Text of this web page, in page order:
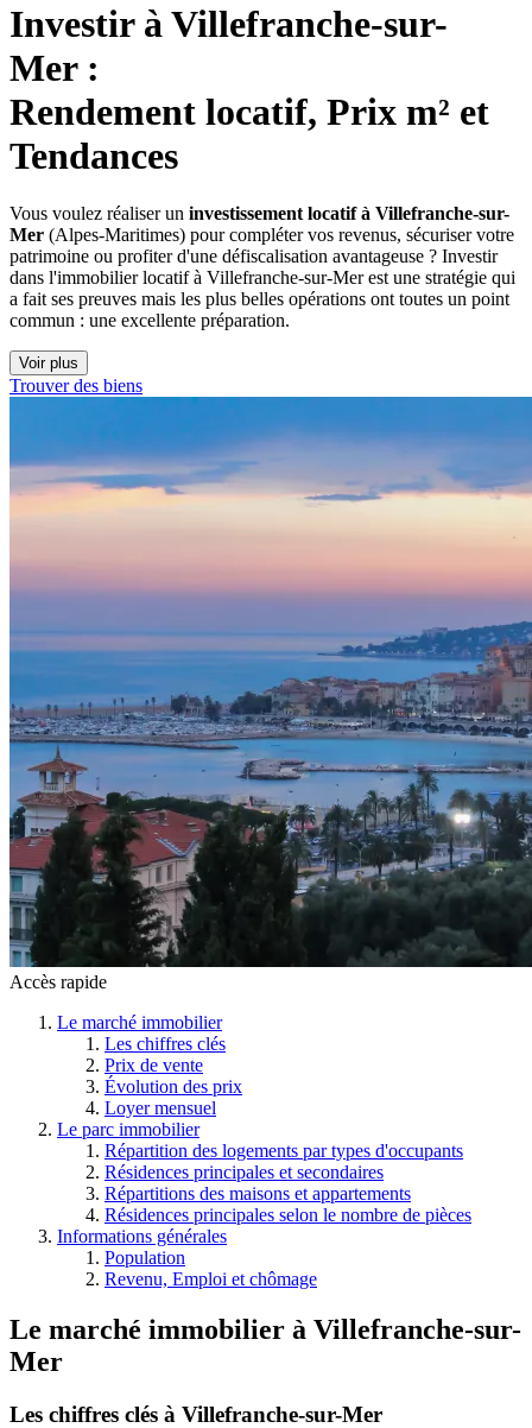
Investir à Villefranche-sur-
Mer :
Rendement locatif, Prix m² et
Tendances
Vous voulez réaliser un investissement locatif à Villefranche-sur-
Mer (Alpes-Maritimes) pour compléter vos revenus, sécuriser votre
patrimoine ou profiter d'une défiscalisation avantageuse ? Investir
dans l'immobilier locatif à Villefranche-sur-Mer est une stratégie qui
a fait ses preuves mais les plus belles opérations ont toutes un point
commun : une excellente préparation.
Voir plus
Trouver des biens
Accès rapide
Le marché immobilier
Les chiffres clés
Prix de vente
Évolution des prix
Loyer mensuel
Le parc immobilier
Répartition des logements par types d'occupants
Résidences principales et secondaires
Répartitions des maisons et appartements
Résidences principales selon le nombre de pièces
Informations générales
Population
Revenu, Emploi et chômage
Le marché immobilier à Villefranche-sur-
Mer
Les chiffres clés à Villefranche-sur-Mer